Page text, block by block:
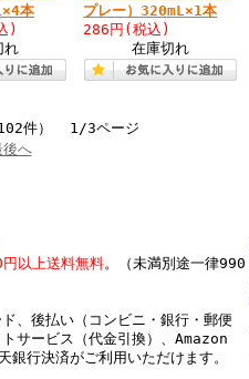
本
)
れ
プレー）320mL×1本
286円 (税込)
在庫切れ
件） 1/3ページ
後へ
以上送料無料。（未満別途一律990
、後払い（コンビニ・銀行・郵便
サービス（代金引換）、Amazon
銀行決済がご利用いただけます。